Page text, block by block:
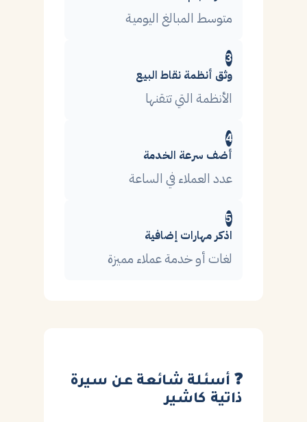
متوسط المبالغ اليومية
3
وثق أنظمة نقاط البيع
الأنظمة التي تتقنها
4
أضف سرعة الخدمة
عدد العملاء في الساعة
5
اذكر مهارات إضافية
لغات أو خدمة عملاء مميزة
❓ أسئلة شائعة عن سيرة
ذاتية كاشير